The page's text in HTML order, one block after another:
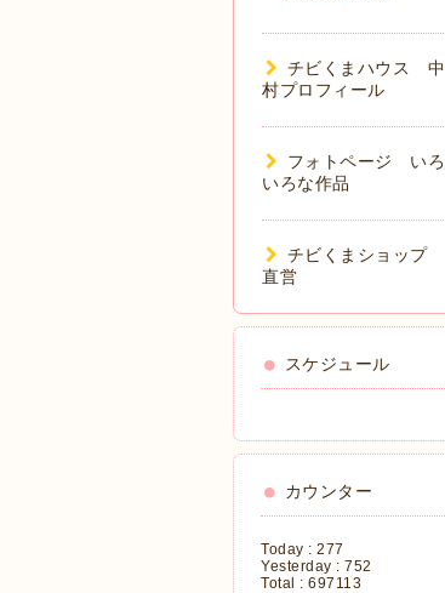
チビくまハウス 中
村プロフィール
フォトページ いろ
いろな作品
チビくまショップ
直営
スケジュール
カウンター
Today : 277
Yesterday : 752
Total : 697113